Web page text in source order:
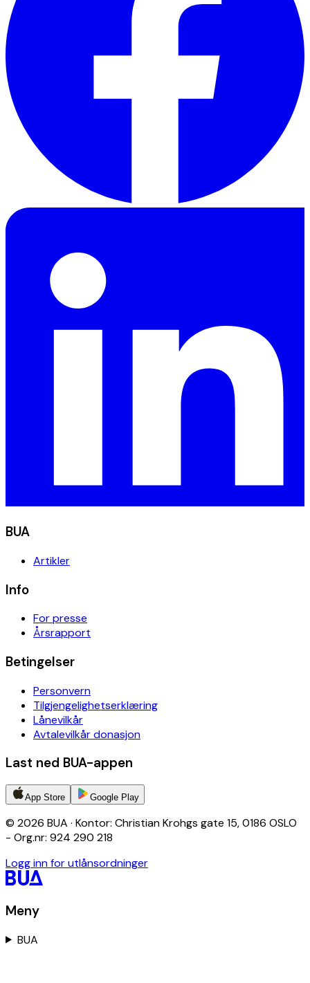
BUA
Artikler
Info
For presse
Årsrapport
Betingelser
Personvern
Tilgjengelighetserklæring
Lånevilkår
Avtalevilkår donasjon
Last ned BUA-appen
App Store Google Play
© 2026 BUA · Kontor: Christian Krohgs gate 15, 0186 OSLO
- Org.nr: 924 290 218
Logg inn for utlånsordninger
Meny
BUA